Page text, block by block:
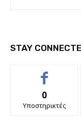
STAY
0
Υποστηρικτές